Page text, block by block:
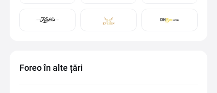
Foreo în alte țări